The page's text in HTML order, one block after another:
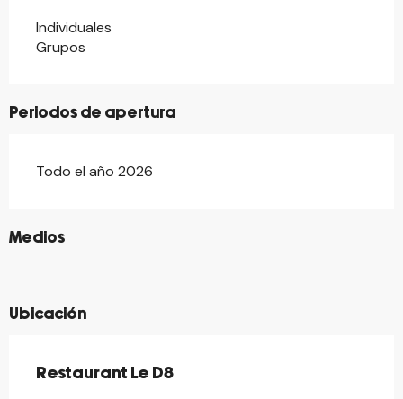
Individuales
Grupos
Periodos de apertura
Todo el año 2026
Medios
©
©
Ubicación
Restaurant Le D8